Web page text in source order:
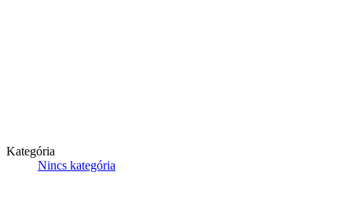
Kategória
Nincs kategória